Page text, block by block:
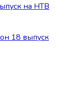
на НТВ
18 выпуск